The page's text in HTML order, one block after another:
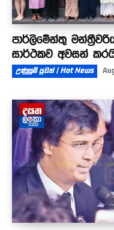
පාර්ලිමේන්තු
සාර්ථකව අවසන්
උණුසුම් පුවත් | Hot News